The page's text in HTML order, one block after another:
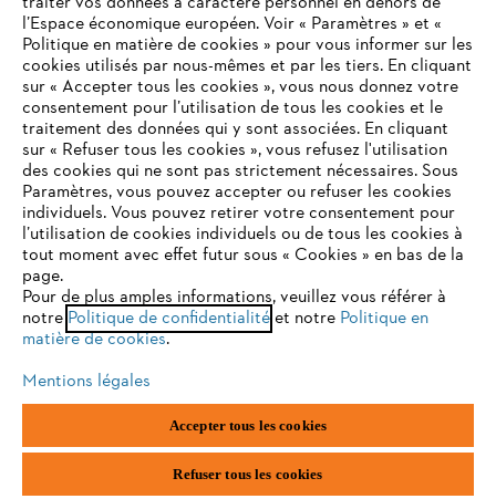
STIHL FAQ
Contact
Politique de protection des données
Mentions légales Utilisation des cookies
ANDREAS STIHL NV, Veurtstraat 117, 2870 Puurs-Sint-Amands,
België/Belgique
VAT Number: BE 0427.714.768
VOTRE NAVIGATEUR INTERNET
N'EST PLUS PRIS EN CHARGE
Vous utilisez un navigateur Internet que nous ne prenons plus
en charge, et certaines fonctionnalités de notre site ne
peuvent fonctionner correctement. Pour une utilisation
optimale de notre site, nous vous recommandons de passer à
l'un des navigateurs suivants :
firefox chrome
edge
l’Espace économique européen. Voir « Paramètres » et «
Politique en matière de cookies » pour vous informer sur les
cookies utilisés par nous-mêmes et par les tiers. En cliquant
sur « Accepter tous les cookies », vous nous donnez votre
consentement pour l’utilisation de tous les cookies et le
traitement des données qui y sont associées. En cliquant
sur « Refuser tous les cookies », vous refusez l'utilisation
des cookies qui ne sont pas strictement nécessaires. Sous
Paramètres, vous pouvez accepter ou refuser les cookies
individuels. Vous pouvez retirer votre consentement pour
l’utilisation de cookies individuels ou de tous les cookies à
tout moment avec effet futur sous « Cookies » en bas de la
page.
Pour de plus amples informations, veuillez vous référer à
notre Politique de confidentialitéet notre Politique en
matière de cookies.
Mentions légales
Accepter tous les cookies
Refuser tous les cookies